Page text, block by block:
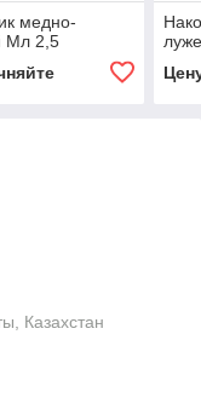
медно-
Мл 2,5
Казахстан